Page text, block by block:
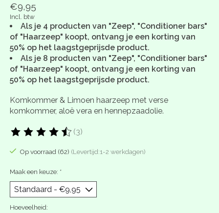
€9,95
Incl. btw
Als je 4 producten van "Zeep", "Conditioner bars"
of "Haarzeep" koopt, ontvang je een korting van
50% op het laagstgeprijsde product.
Als je 8 producten van "Zeep", "Conditioner bars"
of "Haarzeep" koopt, ontvang je een korting van
50% op het laagstgeprijsde product.
Komkommer & Limoen haarzeep met verse
komkommer, aloë vera en hennepzaadolie.
De beoordeling van dit product is
(3)
Op voorraad (62) (Levertijd:1-2 werkdagen)
Maak een keuze: *
Hoeveelheid: